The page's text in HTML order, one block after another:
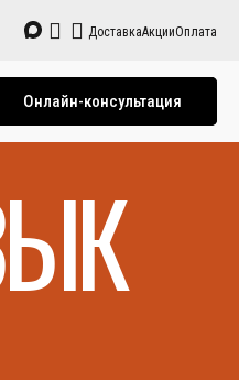
ДоставкаАкцииОплата
Онлайн-консультация